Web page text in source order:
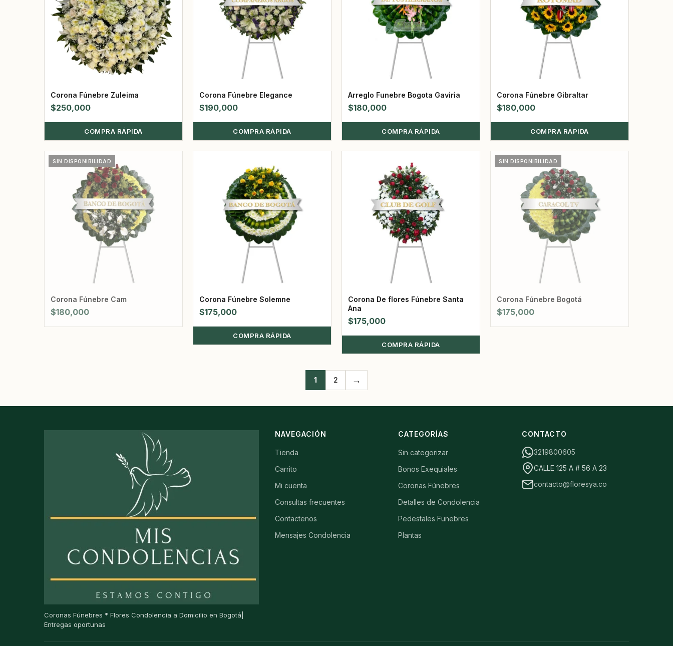
Corona Fúnebre Zuleima
$250,000
COMPRA RÁPIDA
Corona Fúnebre Elegance
$190,000
COMPRA RÁPIDA
Arreglo Funebre Bogota Gaviria
$180,000
COMPRA RÁPIDA
Corona Fúnebre Gibraltar
$180,000
COMPRA RÁPIDA
SIN DISPONIBILIDAD
Corona Fúnebre Cam
$180,000
Corona Fúnebre Solemne
$175,000
COMPRA RÁPIDA
Corona De flores Fúnebre Santa
Ana
$175,000
COMPRA RÁPIDA
SIN DISPONIBILIDAD
Corona Fúnebre Bogotá
$175,000
1 2 →
Coronas Fúnebres * Flores Condolencia a Domicilio en Bogotá|
Entregas oportunas
NAVEGACIÓN
Tienda
Carrito
Mi cuenta
Consultas frecuentes
Contactenos
Mensajes Condolencia
CATEGORÍAS
Sin categorizar
Bonos Exequiales
Coronas Fúnebres
Detalles de Condolencia
Pedestales Funebres
Plantas
CONTACTO
3219800605
CALLE 125 A # 56 A 23
contacto@floresya.co